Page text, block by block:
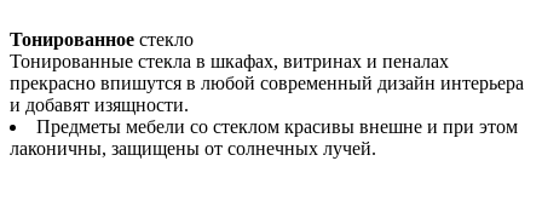
Тонированное стекло
Тонированные стекла в шкафах, витринах и пеналах
прекрасно впишутся в любой современный дизайн интерьера
и добавят изящности.
Предметы мебели со стеклом красивы внешне и при этом
лаконичны, защищены от солнечных лучей.